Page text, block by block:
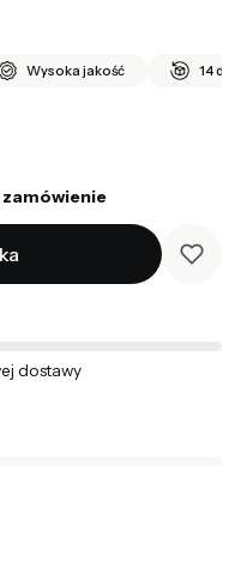
Wysoka jakość 14 dni
dostawy